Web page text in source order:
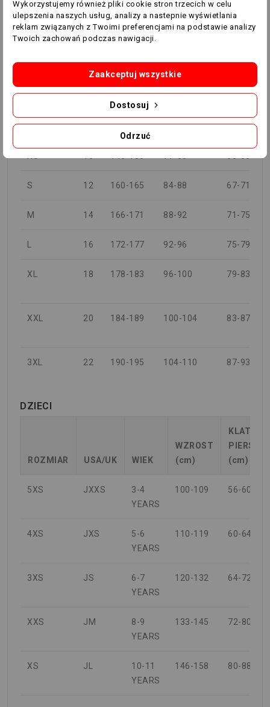
118
KOBIETA
ROZMIAR UK
WZROST
(cm)
(cm)
(cm)
XXS 8 133-145 71-71 60-63
S 12 160-165 84-88 67-71
M 14 166-171 88-92 71-75
16 172-177 92-96 75-79
XL 18 178-183 96-100 79-83
XXL 20 184-189 100-104 83-87
3XL 22 190-195 104-110 87-93
DZIECI
ROZMIAR USA/UK WIEK
WZROST
(cm)
KLATKA
(cm)
5XS JXXS
3-4
YEARS
100-109 56-60
4XS JXS
5-6
YEARS
110-119 60-64
3XS JS
6-7
YEARS
120-132 64-72
XXS JM
8-9
YEARS
133-145 72-80
XS JL
10-11
YEARS
146-158 80-88
Wykorzystujemy również pliki cookie stron trzecich w celu
ulepszenia naszych usług, analizy a nastepnie wyświetlania
reklam związanych z Twoimi preferencjami na podstawie analizy
Twoich zachowań podczas nawigacji.
Odrzuć
Dostosuj
Zaakceptuj wszystkie